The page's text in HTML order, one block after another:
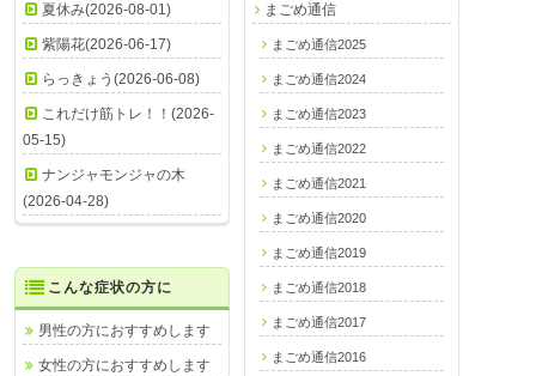
夏休み(2026-08-01)
紫陽花(2026-06-17)
らっきょう(2026-06-08)
これだけ筋トレ！！(2026-
05-15)
ナンジャモンジャの木
(2026-04-28)
まごめ通信
まごめ通信2025
まごめ通信2024
まごめ通信2023
まごめ通信2022
まごめ通信2021
まごめ通信2020
まごめ通信2019
まごめ通信2018
まごめ通信2017
まごめ通信2016
こんな症状の方に
男性の方におすすめします
女性の方におすすめします